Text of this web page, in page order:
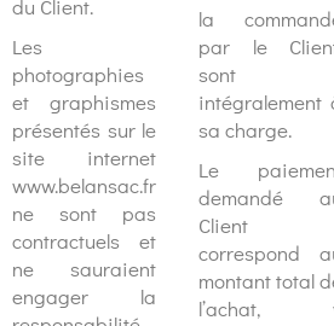
du Client.
Les
photographies
et graphismes
présentés sur le
site internet
www.belansac.fr
ne sont pas
contractuels et
ne sauraient
engager la
la
par le
sont
intégralement
sa charge.
Le
demandé
Client
correspond
montant total
l’achat,